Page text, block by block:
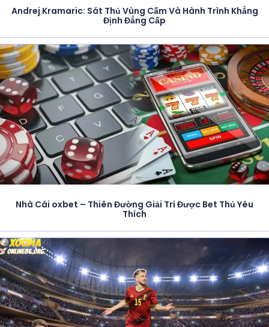
Andrej Kramaric: Sát Thủ Vùng Cấm Và Hành Trình Khẳng
Định Đẳng Cấp
Nhà Cái oxbet – Thiên Đường Giải Trí Được Bet Thủ Yêu
Thích